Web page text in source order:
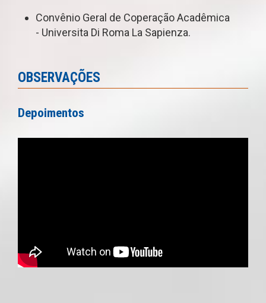
Convênio Geral de Coperação Acadêmica
- Universita Di Roma La Sapienza.
OBSERVAÇÕES
Depoimentos